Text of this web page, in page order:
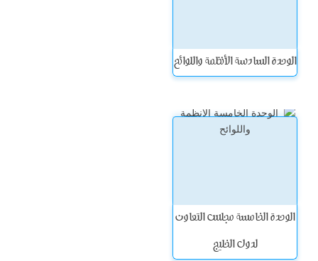
الوحدة السادسة الأنظمة واللوائح
الوحدة الخامسة مجلس التعاون
لدول الخليج